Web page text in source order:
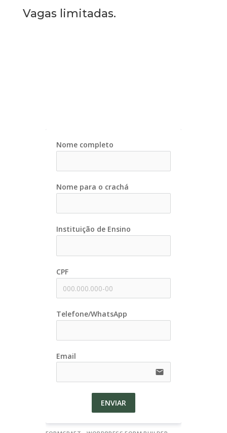
Vagas limitadas.
Nome completo
Nome para o crachá
Instituição de Ensino
CPF
Telefone/WhatsApp
Email
email
ENVIAR